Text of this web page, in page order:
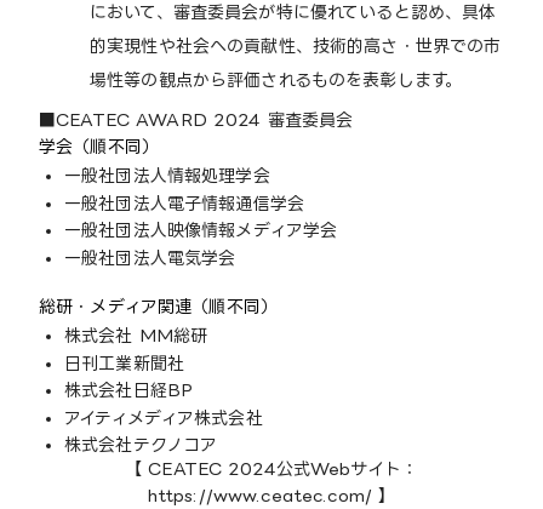
において、審査委員会が特に優れていると認め、具体
的実現性や社会への貢献性、技術的高さ・世界での市
場性等の観点から評価されるものを表彰します。
■CEATEC AWARD 2024 審査委員会
学会（順不同）
一般社団法人情報処理学会
一般社団法人電子情報通信学会
一般社団法人映像情報メディア学会
一般社団法人電気学会
総研・メディア関連（順不同）
株式会社 MM総研
日刊工業新聞社
株式会社日経BP
アイティメディア株式会社
株式会社テクノコア
【 CEATEC 2024公式Webサイト：
https://www.ceatec.com/ 】